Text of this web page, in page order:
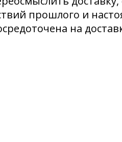
прошлого и
на